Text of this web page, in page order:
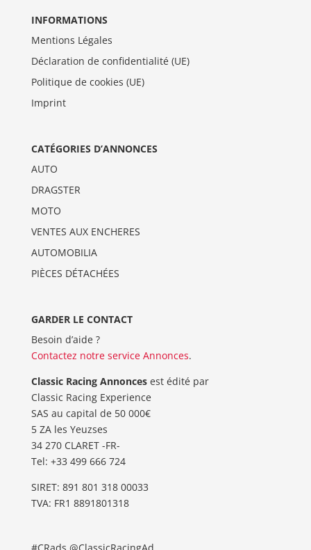
INFORMATIONS
Mentions Légales
Déclaration de confidentialité (UE)
Politique de cookies (UE)
Imprint
CATÉGORIES D’ANNONCES
AUTO
DRAGSTER
MOTO
VENTES AUX ENCHERES
AUTOMOBILIA
PIÈCES DÉTACHÉES
GARDER LE CONTACT
Besoin d’aide ?
Contactez notre service Annonces.
Classic Racing Annoncesest édité par
Classic Racing Experience
SAS au capital de 50 000€
5 ZA les Yeuzses
34 270 CLARET -FR-
Tel: ‭+33 499 666 724‬
SIRET: 891 801 318 00033
TVA: FR1 8891801318